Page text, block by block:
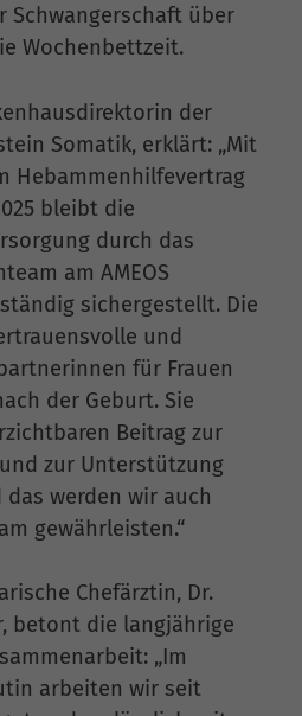
Schwangerschaft über
Wochenbettzeit.
der
Somatik, erklärt: „Mit
Hebammenhilfevertrag
bleibt die
durch das
am AMEOS
sichergestellt. Die
und
für Frauen
der Geburt. Sie
Beitrag zur
zur Unterstützung
werden wir auch
gewährleisten.“
Chefärztin, Dr.
betont die langjährige
„Im
arbeiten wir seit